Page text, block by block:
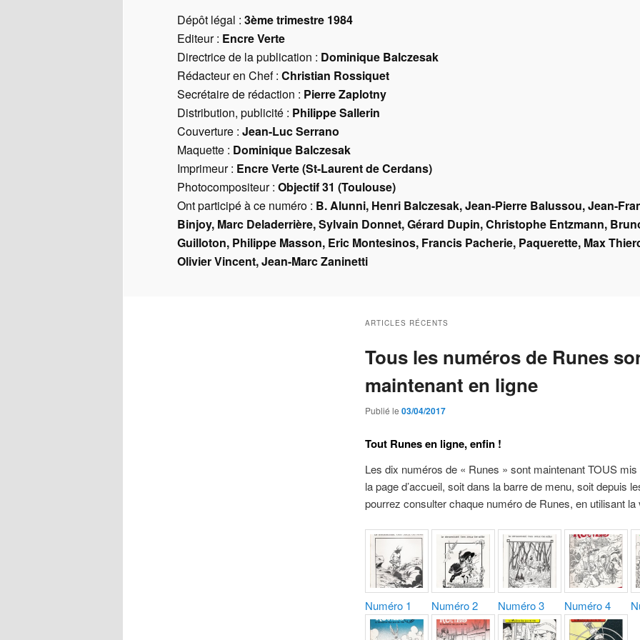
Fin
Dépôt légal : 3ème trimestre 1984
Editeur : Encre Verte
Directrice de la publication : Dominique Balczesak
Rédacteur en Chef : Christian Rossiquet
Secrétaire de rédaction : Pierre Zaplotny
Distribution, publicité : Philippe Sallerin
Couverture : Jean-Luc Serrano
Maquette : Dominique Balczesak
Imprimeur : Encre Verte (St-Laurent de Cerdans)
Photocompositeur : Objectif 31 (Toulouse)
Ont participé à ce numéro : B. Alunni, Henri Balczesak, Jean-Pierre Balussou, Jean-
Binjoy, Marc Deladerrière, Sylvain Donnet, Gérard Dupin, Christophe Entzmann,
Guilloton, Philippe Masson, Eric Montesinos, Francis Pacherie, Paquerette, Max
Olivier Vincent, Jean-Marc Zaninetti
ARTICLES RÉCENTS
Tous les numéros de Runes
maintenant en ligne
Publié le 03/04/2017
Tout Runes en ligne, enfin !
Les dix numéros de « Runes » sont maintenant TOUS
la page d’accueil, soit dans la barre de menu, soit depuis
pourrez consulter chaque numéro de Runes, en utilisant
Numéro 1 Numéro 2 Numéro 3 Numéro 4